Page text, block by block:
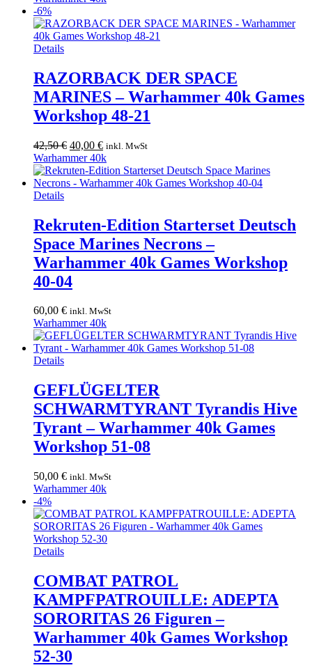
30,00 €29,00 €.
-6%
Details
RAZORBACK DER SPACE
MARINES – Warhammer 40k Games
Workshop 48-21
42,50€ Ursprünglicher
Preis
war:
42,50 €
40,00 €Aktueller
Preis
ist:
40,00 €.
inkl. MwSt
Warhammer 40k
Details
Rekruten-Edition Starterset Deutsch
Space Marines Necrons –
Warhammer 40k Games Workshop
40-04
60,00 € inkl. MwSt
Warhammer 40k
Details
GEFLÜGELTER
SCHWARMTYRANT Tyrandis Hive
Tyrant – Warhammer 40k Games
Workshop 51-08
50,00 € inkl. MwSt
Warhammer 40k
-4%
Details
COMBAT PATROL
KAMPFPATROUILLE: ADEPTA
SORORITAS 26 Figuren –
Warhammer 40k Games Workshop
52-30